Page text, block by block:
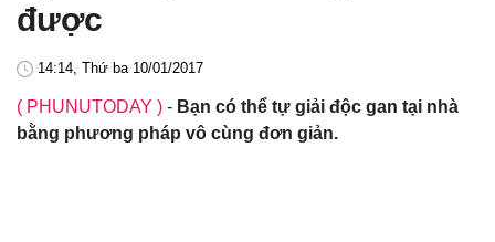
được
14:14, Thứ ba 10/01/2017
( PHUNUTODAY ) - Bạn có thể tự giải độc gan tại nhà
bằng phương pháp vô cùng đơn giản.